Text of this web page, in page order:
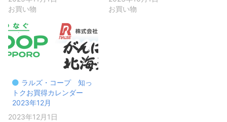
お買い物
お買い物
ラルズ・コープ 知っ
トクお買得カレンダー
2023年12月
2023年12月1日